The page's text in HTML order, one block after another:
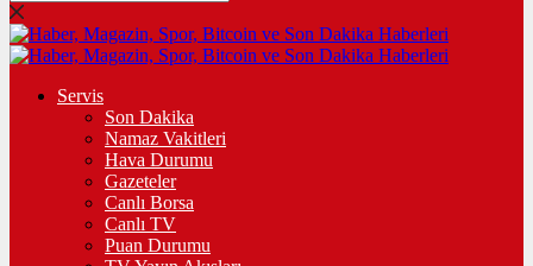
Servis
Son Dakika
Namaz Vakitleri
Hava Durumu
Gazeteler
Canlı Borsa
Canlı TV
Puan Durumu